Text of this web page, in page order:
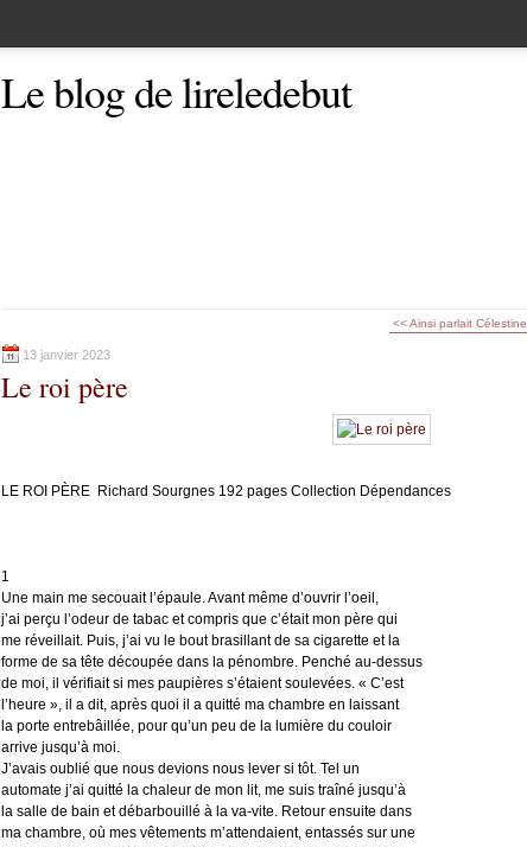
Le blog de lireledebut
<< Ainsi parlait Célestine
13 janvier 2023
Le roi père
LE ROI PÈRE Richard Sourgnes 192 pages Collection Dépendances
1
Une main me secouait l’épaule. Avant même d’ouvrir l’oeil,
j’ai perçu l’odeur de tabac et compris que c’était mon père qui
me réveillait. Puis, j’ai vu le bout brasillant de sa cigarette et la
forme de sa tête découpée dans la pénombre. Penché au-dessus
de moi, il vérifiait si mes paupières s’étaient soulevées. « C’est
l’heure », il a dit, après quoi il a quitté ma chambre en laissant
la porte entrebâillée, pour qu’un peu de la lumière du couloir
arrive jusqu’à moi.
J’avais oublié que nous devions nous lever si tôt. Tel un
automate j’ai quitté la chaleur de mon lit, me suis traîné jusqu’à
la salle de bain et débarbouillé à la va-vite. Retour ensuite dans
ma chambre, où mes vêtements m’attendaient, entassés sur une